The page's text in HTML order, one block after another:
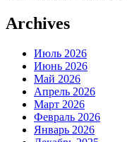
Archives
Июль 2026
Июнь 2026
Май 2026
Апрель 2026
Март 2026
Февраль 2026
Январь 2026